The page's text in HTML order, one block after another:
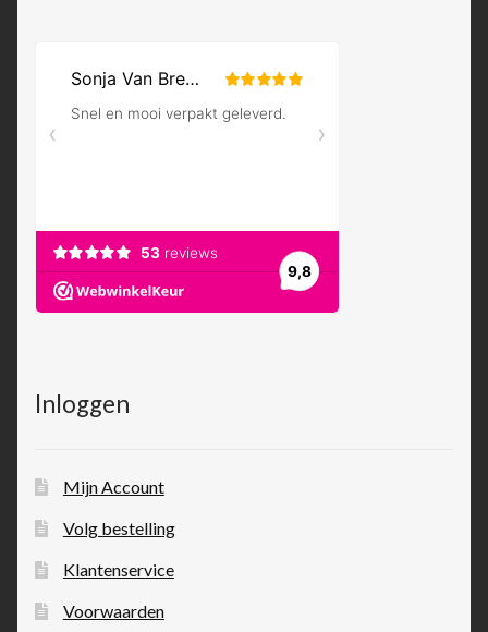
Inloggen
Mijn Account
Volg bestelling
Klantenservice
Voorwaarden